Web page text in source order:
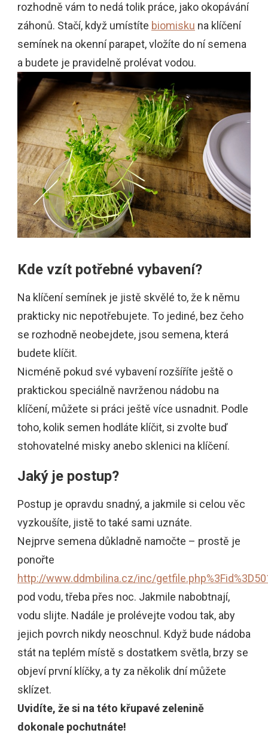
rozhodně vám to nedá tolik práce, jako okopávání
záhonů. Stačí, když umístíte biomisku na klíčení
semínek na okenní parapet, vložíte do ní semena
a budete je pravidelně prolévat vodou.
Kde vzít potřebné vybavení?
Na klíčení semínek je jistě skvělé to, že k němu
prakticky nic nepotřebujete. To jediné, bez čeho
se rozhodně neobejdete, jsou semena, která
budete klíčit.
Nicméně pokud své vybavení rozšíříte ještě o
praktickou speciálně navrženou nádobu na
klíčení, můžete si práci ještě více usnadnit. Podle
toho, kolik semen hodláte klíčit, si zvolte buď
stohovatelné misky anebo sklenici na klíčení.
Jaký je postup?
Postup je opravdu snadný, a jakmile si celou věc
vyzkoušíte, jistě to také sami uznáte.
Nejprve semena důkladně namočte – prostě je
ponořte
http://www.ddmbilina.cz/inc/
pod vodu, třeba přes noc. Jakmile nabobtnají,
vodu slijte. Nadále je prolévejte vodou tak, aby
jejich povrch nikdy neoschnul. Když bude nádoba
stát na teplém místě s dostatkem světla, brzy se
objeví první klíčky, a ty za několik dní můžete
sklízet.
Uvidíte, že si na této křupavé zelenině
dokonale pochutnáte!